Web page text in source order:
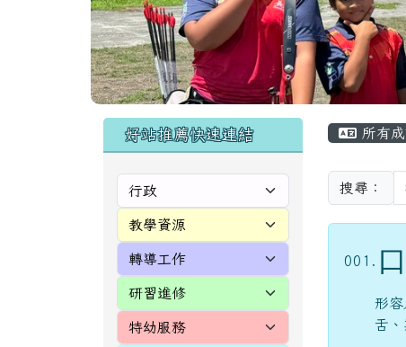
左邊區域內容
好站推薦快速連結 主內所有成
搜尋：
001. 口
形容
舌、
頁尾區域